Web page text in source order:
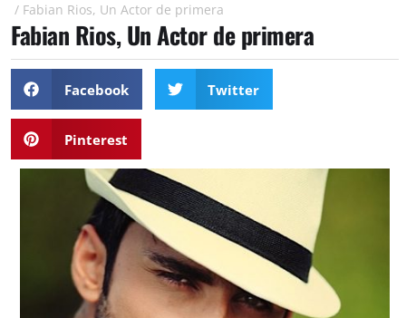
/ Fabian Rios, Un Actor de primera
Fabian Rios, Un Actor de primera
Facebook Twitter
Pinterest